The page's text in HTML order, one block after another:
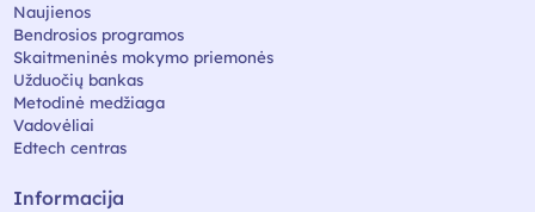
Naujienos
Bendrosios programos
Skaitmeninės mokymo priemonės
Užduočių bankas
Metodinė medžiaga
Vadovėliai
Edtech centras
Informacija